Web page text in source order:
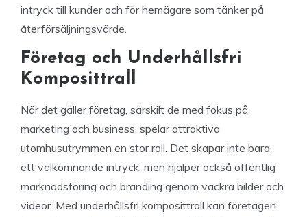
intryck till kunder och för hemägare som tänker på
återförsäljningsvärde.
Företag och Underhållsfri
Komposittrall
När det gäller företag, särskilt de med fokus på
marketing och business, spelar attraktiva
utomhusutrymmen en stor roll. Det skapar inte bara
ett välkomnande intryck, men hjälper också offentlig
marknadsföring och branding genom vackra bilder och
videor. Med underhållsfri komposittrall kan företagen